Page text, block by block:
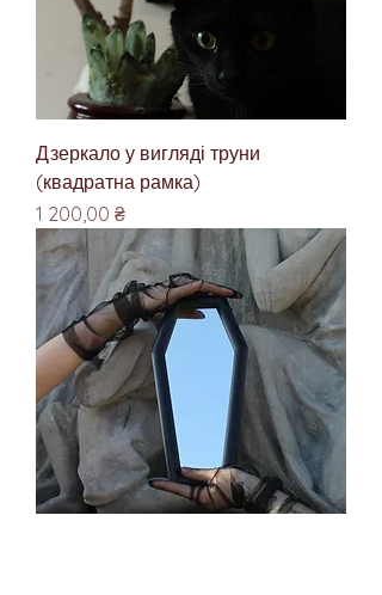
Дзеркало у вигляді труни
(квадратна рамка)
Ціна
1 200,00 ₴